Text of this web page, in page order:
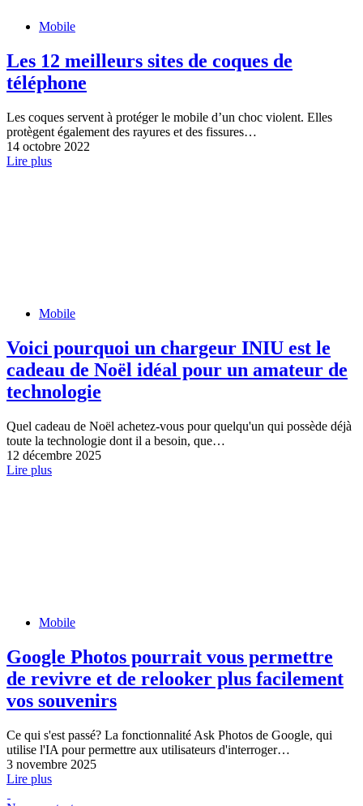
Mobile
Les 12 meilleurs sites de coques de
téléphone
Les coques servent à protéger le mobile d’un choc violent. Elles
protègent également des rayures et des fissures…
14 octobre 2022
Lire plus
Mobile
Voici pourquoi un chargeur INIU est le
cadeau de Noël idéal pour un amateur de
technologie
Quel cadeau de Noël achetez-vous pour quelqu'un qui possède déjà
toute la technologie dont il a besoin, que…
12 décembre 2025
Lire plus
Mobile
Google Photos pourrait vous permettre
de revivre et de relooker plus facilement
vos souvenirs
Ce qui s'est passé? La fonctionnalité Ask Photos de Google, qui
utilise l'IA pour permettre aux utilisateurs d'interroger…
3 novembre 2025
Lire plus